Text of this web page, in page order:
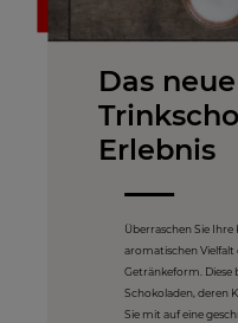
Das neue
Erlebnis
Überraschen Sie
aromatischen Vielfalt
Getränkeform. Diese
Schokoladen, deren
Sie mit auf eine